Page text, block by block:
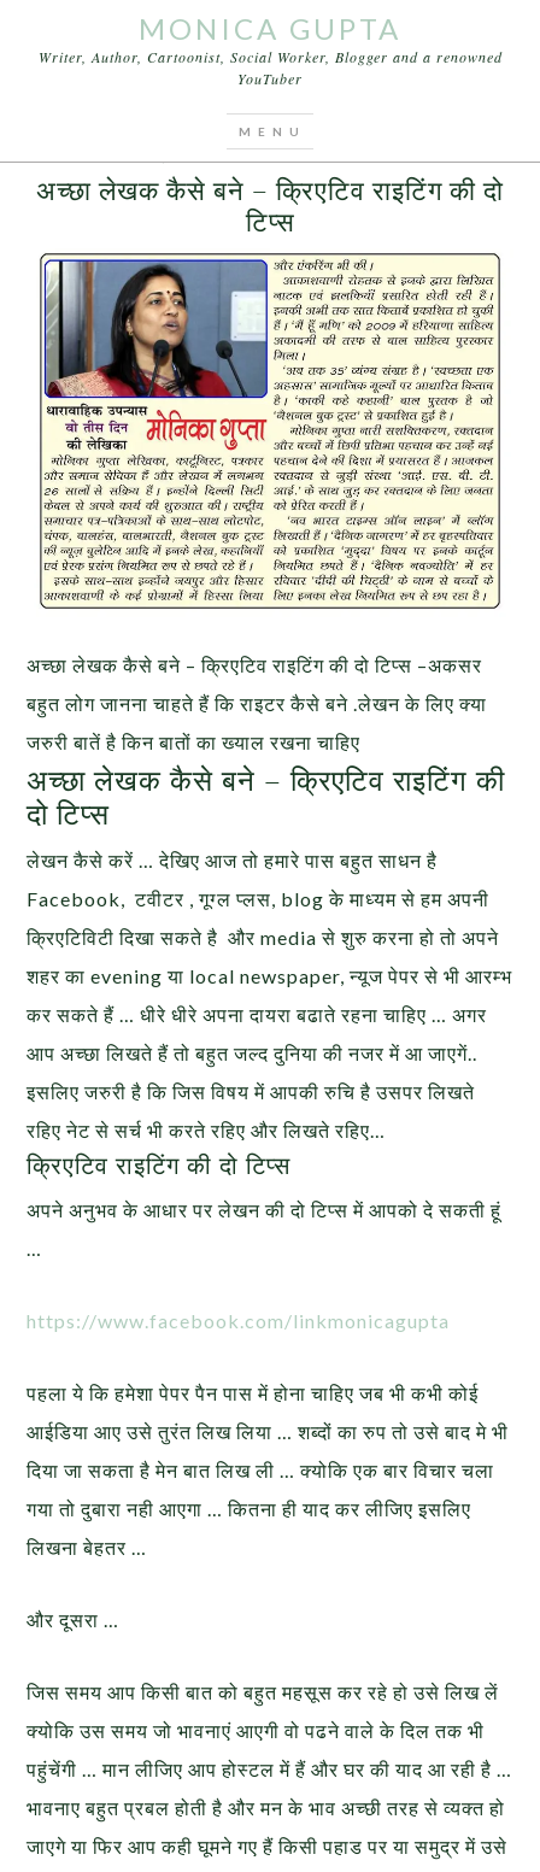
MONICA GUPTA
Writer, Author, Cartoonist, Social Worker, Blogger and a renowned
YouTuber
अच्छा लेखक कैसे बने – क्रिएटिव राइटिंग की दो
टिप्स
अच्छा लेखक कैसे बने – क्रिएटिव राइटिंग की दो टिप्स –अकसर
बहुत लोग जानना चाहते हैं कि राइटर कैसे बने .लेखन के लिए क्या
जरुरी बातें है किन बातों का ख्याल रखना चाहिए
अच्छा लेखक कैसे बने – क्रिएटिव राइटिंग की
दो टिप्स
लेखन कैसे करें … देखिए आज तो हमारे पास बहुत साधन है
Facebook, टवीटर , गूग्ल प्लस, blog के माध्यम से हम अपनी
क्रिएटिविटी दिखा सकते है और media से शुरु करना हो तो अपने
शहर का evening या local newspaper, न्यूज पेपर से भी आरम्भ
कर सकते हैं … धीरे धीरे अपना दायरा बढाते रहना चाहिए … अगर
आप अच्छा लिखते हैं तो बहुत जल्द दुनिया की नजर में आ जाएगें..
इसलिए जरुरी है कि जिस विषय में आपकी रुचि है उसपर लिखते
रहिए नेट से सर्च भी करते रहिए और लिखते रहिए…
क्रिएटिव राइटिंग की दो टिप्स
अपने अनुभव के आधार पर लेखन की दो टिप्स में आपको दे सकती हूं
…
https://www.facebook.com/linkmonicagupta
पहला ये कि हमेशा पेपर पैन पास में होना चाहिए जब भी कभी कोई
आईडिया आए उसे तुरंत लिख लिया … शब्दों का रुप तो उसे बाद मे भी
दिया जा सकता है मेन बात लिख ली … क्योकि एक बार विचार चला
गया तो दुबारा नही आएगा … कितना ही याद कर लीजिए इसलिए
लिखना बेहतर …
और दूसरा …
जिस समय आप किसी बात को बहुत महसूस कर रहे हो उसे लिख लें
क्योकि उस समय जो भावनाएं आएगी वो पढने वाले के दिल तक भी
पहुंचेंगी … मान लीजिए आप होस्टल में हैं और घर की याद आ रही है …
भावनाए बहुत प्रबल होती है और मन के भाव अच्छी तरह से व्यक्त हो
जाएगे या फिर आप कही घूमने गए हैं किसी पहाड पर या समुद्र में उसे